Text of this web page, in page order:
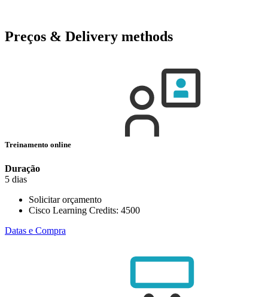
Preços & Delivery methods
Treinamento online
Duração
5 dias
Solicitar orçamento
Cisco Learning Credits: 4500
Datas e Compra